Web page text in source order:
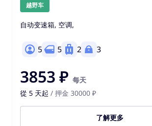
越野车
自动变速箱, 空调,
5 5 2 3
3853 ₽ 每天
從 5 天起 / 押金 30000 ₽
了解更多